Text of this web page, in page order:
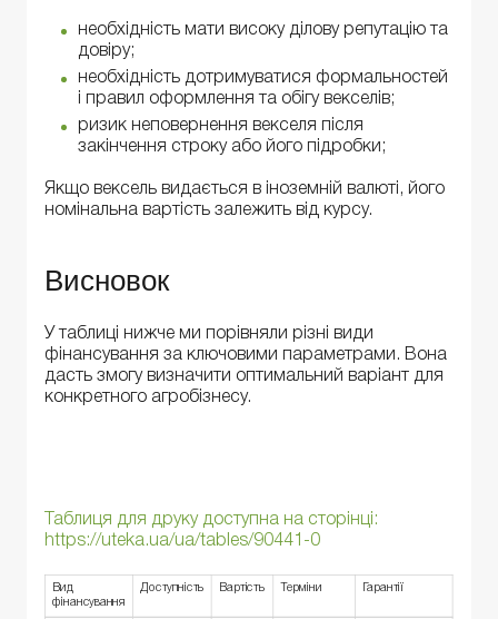
необхідність мати високу ділову репутацію та
довіру;
необхідність дотримуватися формальностей
і правил оформлення та обігу векселів;
ризик неповернення векселя після
закінчення строку або його підробки;
Якщо вексель видається в іноземній валюті, його
номінальна вартість залежить від курсу.
Висновок
У таблиці нижче ми порівняли різні види
фінансування за ключовими параметрами. Вона
дасть змогу визначити оптимальний варіант для
конкретного агробізнесу.
Таблиця для друку доступна на сторінці:
https://uteka.ua/ua/tables/90441-0
Вид
фінансування
Доступність Вартість Терміни Гарантії